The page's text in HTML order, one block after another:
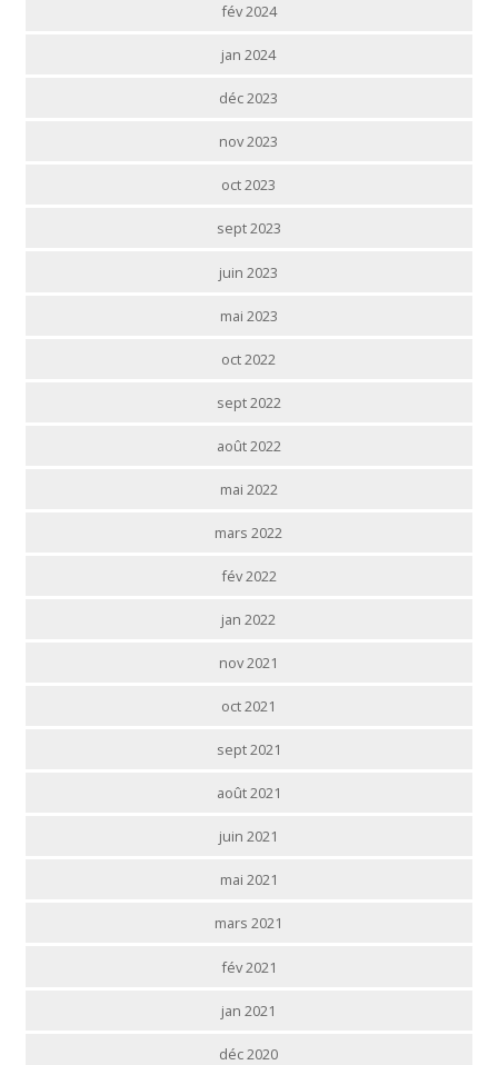
fév 2024
jan 2024
déc 2023
nov 2023
oct 2023
sept 2023
juin 2023
mai 2023
oct 2022
sept 2022
août 2022
mai 2022
mars 2022
fév 2022
jan 2022
nov 2021
oct 2021
sept 2021
août 2021
juin 2021
mai 2021
mars 2021
fév 2021
jan 2021
déc 2020